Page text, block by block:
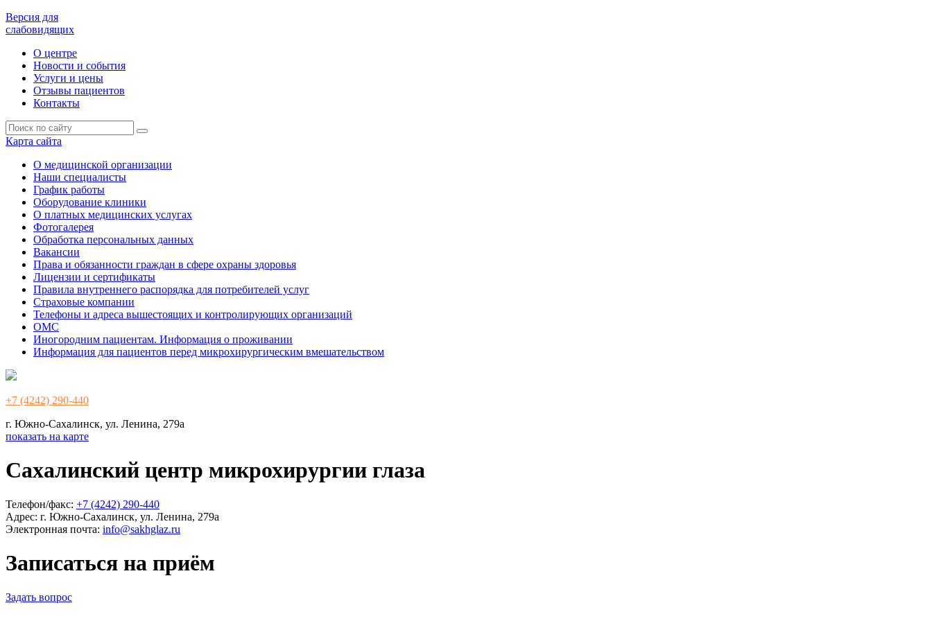
Версия для
слабовидящих
О центре
Новости и события
Услуги и цены
Отзывы пациентов
Контакты
Карта сайта
О медицинской организации
Наши специалисты
График работы
Оборудование клиники
О платных медицинских услугах
Фотогалерея
Обработка персональных данных
Вакансии
Права и обязанности граждан в сфере охраны здоровья
Лицензии и сертификаты
Правила внутреннего распорядка для потребителей услуг
Страховые компании
Телефоны и адреса вышестоящих и контролирующих организаций
ОМС
Иногородним пациентам. Информация о проживании
Информация для пациентов перед микрохирургическим вмешательством
+7 (4242) 290-440
г. Южно-Сахалинск, ул. Ленина, 279а
показать на карте
Сахалинский центр микрохирургии глаза
Телефон/факс: +7 (4242) 290-440
Адрес: г. Южно-Сахалинск, ул. Ленина, 279а
Электронная почта: info@sakhglaz.ru
Записаться на приём
Задать вопрос